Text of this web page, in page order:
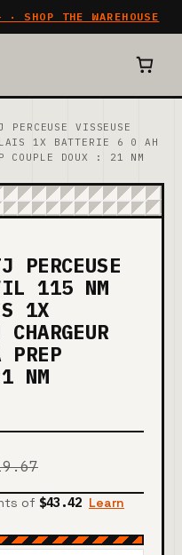
SHOP THE WAREHOUSE
PERCEUSE VISSEUSE
1X BATTERIE 6 0 AH
COUPLE DOUX : 21 NM
PERCEUSE
115 NM
1X
PREP
NM
of $43.42 Learn